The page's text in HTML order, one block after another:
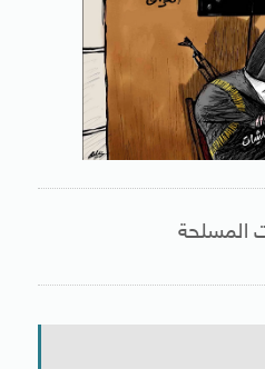
المسلحة